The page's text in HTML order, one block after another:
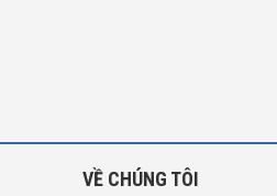
VỀ CHÚNG TÔI